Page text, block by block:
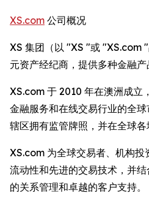
XS.com 公司概况
XS 集团（以 "XS "或 "XS.com
元资产经纪商，提供多种金融产
XS.com 于 2010 年在澳洲成立
金融服务和在线交易行业的全
辖区拥有监管牌照，并在全球各
XS.com 为全球交易者、机构
流动性和先进的交易技术，并
的关系管理和卓越的客户支持。